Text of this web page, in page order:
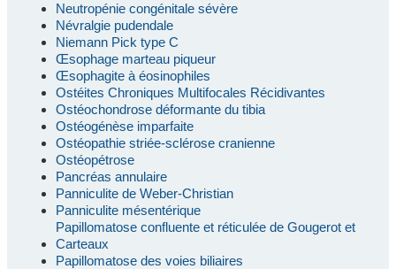
Neutropénie congénitale sévère
Névralgie pudendale
Niemann Pick type C
Œsophage marteau piqueur
Œsophagite à éosinophiles
Ostéites Chroniques Multifocales Récidivantes
Ostéochondrose déformante du tibia
Ostéogénèse imparfaite
Ostéopathie striée-sclérose cranienne
Ostéopétrose
Pancréas annulaire
Panniculite de Weber-Christian
Panniculite mésentérique
Papillomatose confluente et réticulée de Gougerot et
Carteaux
Papillomatose des voies biliaires